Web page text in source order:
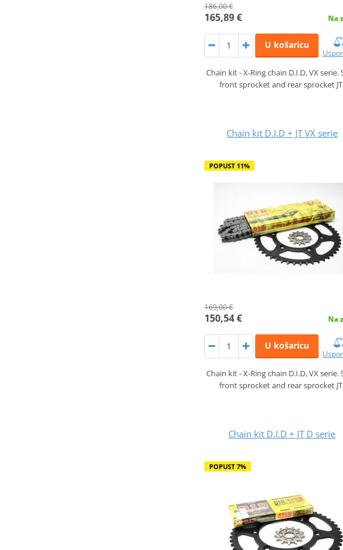
186,00 €
165,89 € Na
U košaricu
Chain kit - X-Ring chain D.I.D, VX serie.
front sprocket and rear sprocket
Chain kit D.I.D + JT VX serie
POPUST 11%
169,00 €
150,54 € Na
U košaricu
Chain kit - X-Ring chain D.I.D, VX serie.
front sprocket and rear sprocket
Chain kit D.I.D + JT D serie
POPUST 7%